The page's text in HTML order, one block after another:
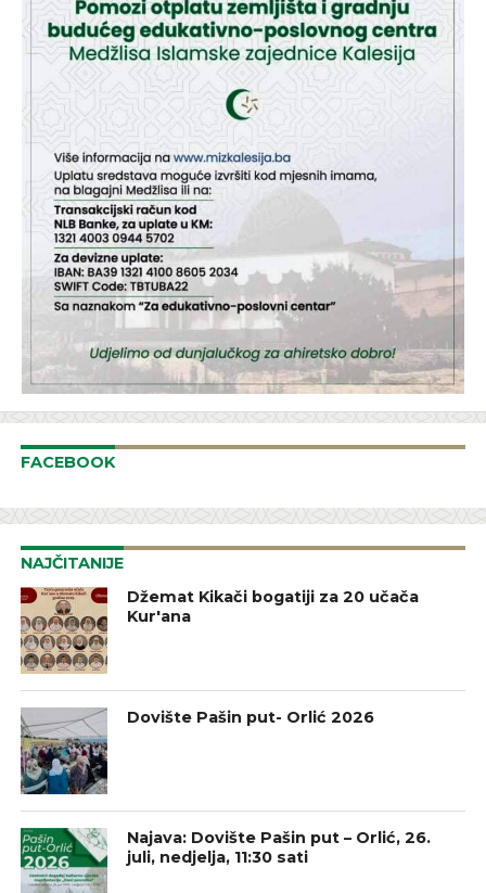
FACEBOOK
NAJČITANIJE
Džemat Kikači bogatiji za 20 učača
Kur'ana
Dovište Pašin put- Orlić 2026
Najava: Dovište Pašin put – Orlić, 26.
juli, nedjelja, 11:30 sati